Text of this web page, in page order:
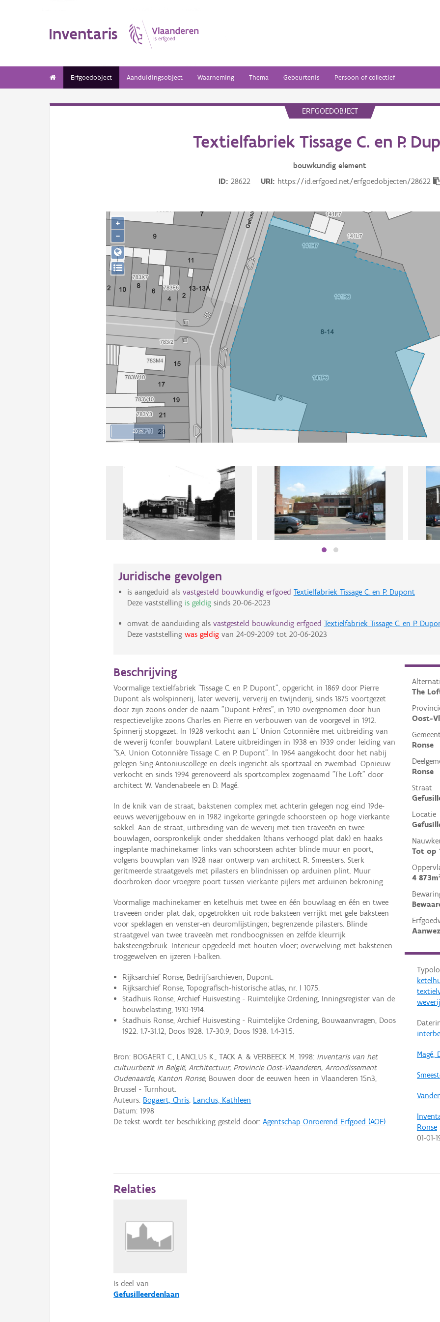
Inventaris
Erfgoedobject Aanduidingsobject Waarneming Thema Gebeurtenis Persoon of collectief
ERFGOEDOBJECT
Textielfabriek Tissage C. en P.
bouwkundig element
ID
28622 URI https://id.erfgoed.net/erfgoedobjecten/28622
20 m
+
−
Juridische gevolgen
is aangeduid als vastgesteld bouwkundig erfgoed Textielfabriek Tissage C. en P. Dupont
Deze vaststelling is geldigsinds 20-06-2023
omvat de aanduiding als vastgesteld bouwkundig erfgoed Textielfabriek Tissage C. en P.
Deze vaststelling was geldigvan 24-09-2009 tot 20-06-2023
The
Oost-
Ronse
Ronse
Straat
Locatie
Tot op
4
Magé,
Ronse
01-01-
Beschrijving
Voormalige textielfabriek "Tissage C. en P. Dupont", opgericht in 1869 door Pierre
Dupont als wolspinnerij, later weverij, ververij en twijnderij, sinds 1875 voortgezet
door zijn zoons onder de naam "Dupont Frères", in 1910 overgenomen door hun
respectievelijke zoons Charles en Pierre en verbouwen van de voorgevel in 1912.
Spinnerij stopgezet. In 1928 verkocht aan L' Union Cotonnière met uitbreiding van
de weverij (confer bouwplan). Latere uitbreidingen in 1938 en 1939 onder leiding van
"S.A. Union Cotonnière Tissage C. en P. Dupont". In 1964 aangekocht door het nabij
gelegen Sing-Antoniuscollege en deels ingericht als sportzaal en zwembad. Opnieuw
verkocht en sinds 1994 gerenoveerd als sportcomplex zogenaamd "The Loft" door
architect W. Vandenabeele en D. Magé.
In de knik van de straat, bakstenen complex met achterin gelegen nog eind 19de-
eeuws weverijgebouw en in 1982 ingekorte geringde schoorsteen op hoge vierkante
sokkel. Aan de straat, uitbreiding van de weverij met tien traveeën en twee
bouwlagen, oorspronkelijk onder sheddaken (thans verhoogd plat dak) en haaks
ingeplante machinekamer links van schoorsteen achter blinde muur en poort,
volgens bouwplan van 1928 naar ontwerp van architect R. Smeesters. Sterk
geritmeerde straatgevels met pilasters en blindnissen op arduinen plint. Muur
doorbroken door vroegere poort tussen vierkante pijlers met arduinen bekroning.
Voormalige machinekamer en ketelhuis met twee en één bouwlaag en één en twee
traveeën onder plat dak, opgetrokken uit rode baksteen verrijkt met gele baksteen
voor speklagen en venster-en deuromlijstingen; begrenzende pilasters. Blinde
straatgevel van twee traveeën met rondboognissen en zelfde kleurrijk
baksteengebruik. Interieur opgedeeld met houten vloer; overwelving met bakstenen
troggewelven en ijzeren I-balken.
Rijksarchief Ronse, Bedrijfsarchieven, Dupont.
Rijksarchief Ronse, Topografisch-historische atlas, nr. I 1075.
Stadhuis Ronse, Archief Huisvesting - Ruimtelijke Ordening, Inningsregister van de
bouwbelasting, 1910-1914.
Stadhuis Ronse, Archief Huisvesting - Ruimtelijke Ordening, Bouwaanvragen, Doos
1922. 1.7-31.12, Doos 1928. 1.7-30.9, Doos 1938. 1.4-31.5.
Bron: BOGAERT C., LANCLUS K., TACK A. & VERBEECK M. 1998: Inventaris van het
cultuurbezit in België, Architectuur, Provincie Oost-Vlaanderen, Arrondissement
Oudenaarde, Kanton Ronse, Bouwen door de eeuwen heen in Vlaanderen 15n3,
Brussel - Turnhout.
Auteurs: Bogaert, Chris; Lanclus, Kathleen
Datum:1998
De tekst wordt ter beschikking gesteld door:Agentschap Onroerend Erfgoed (AOE)
Relaties
Is deel van
Gefusilleerdenlaan